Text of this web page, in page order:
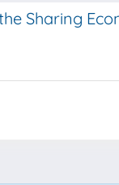
Sharing